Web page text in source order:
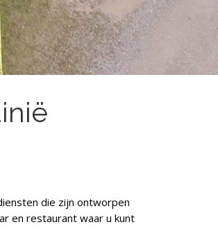
die zijn ontworpen
en restaurant waar u kunt